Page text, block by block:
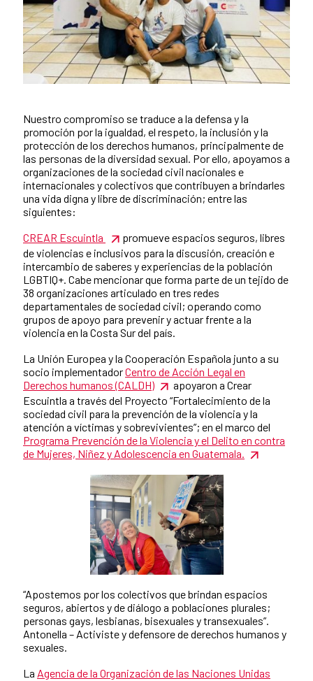
Contenido de la noticia
Nuestro compromiso se traduce a la defensa y la
promoción por la igualdad, el respeto, la inclusión y la
protección de los derechos humanos, principalmente de
las personas de la diversidad sexual. Por ello, apoyamos a
organizaciones de la sociedad civil nacionales e
internacionales y colectivos que contribuyen a brindarles
una vida digna y libre de discriminación; entre las
siguientes:
CREAR Escuintla
promueve espacios seguros, libres
de violencias e inclusivos para la discusión, creación e
intercambio de saberes y experiencias de la población
LGBTIQ+. Cabe mencionar que forma parte de un tejido de
38 organizaciones articulado en tres redes
departamentales de sociedad civil; operando como
grupos de apoyo para prevenir y actuar frente a la
violencia en la Costa Sur del país.
La Unión Europea y la Cooperación Española junto a su
socio implementadorCentro de Acción Legal en
Derechos humanos (CALDH)
apoyaron a Crear
Escuintla a través del Proyecto “Fortalecimiento de la
sociedad civil para la prevención de la violencia y la
atención a víctimas y sobrevivientes”; en el marco del
Programa Prevención de la Violencia y el Delito en contra
de Mujeres, Niñez y Adolescencia en Guatemala.
“Apostemos por los colectivos que brindan espacios
seguros, abiertos y de diálogo a poblaciones plurales;
personas gays, lesbianas, bisexuales y transexuales”.
Antonella – Activiste y defensore de derechos humanos y
sexuales.
La Agencia de la Organización de las Naciones Unidas